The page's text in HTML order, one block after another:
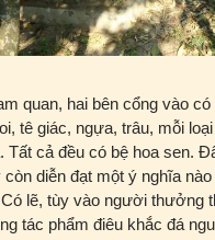
quan, hai bên cổng vào
tê giác, ngựa, trâu, mỗi
Tất cả đều có bệ hoa sen.
diễn đạt một ý nghĩa
lẽ, tùy vào người thưởng
tác phẩm điêu khắc đá